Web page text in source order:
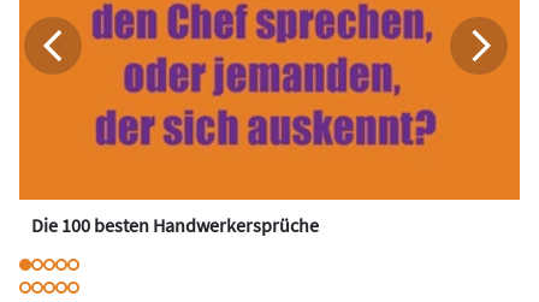
Die 100 besten Handwerkersprüche